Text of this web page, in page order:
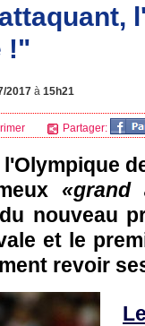
!"
2017 à 15h21
Partager:
«grand
nouveau
et le
revoir